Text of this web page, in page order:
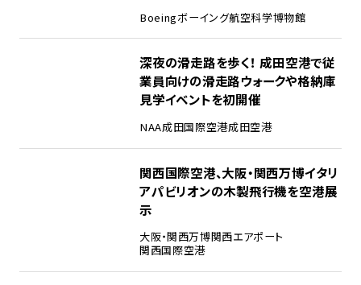
Boeingボーイング航空科学博物館
深夜の滑走路を歩く！ 成田空港で従
業員向けの滑走路ウォークや格納庫
見学イベントを初開催
NAA成田国際空港成田空港
関西国際空港、大阪・関西万博イタリ
アパビリオンの木製飛行機を空港展
示
大阪・関西万博関西エアポート
関西国際空港